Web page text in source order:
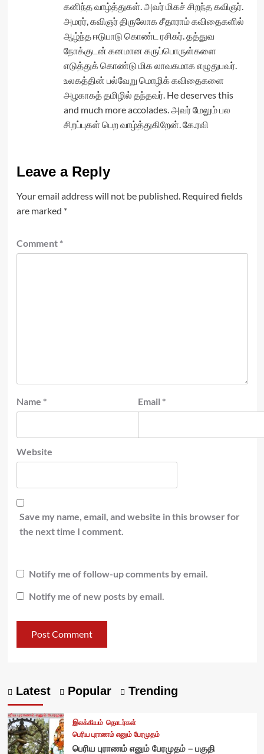
கனிந்த வாழ்த்துகள். அவர் மிகச் சிறந்த கவிஞர்.
அமரர், கவிஞர் திருலோக சீதாராம் கவிதைகளில்
ஆழ்ந்த ஈடுபாடு கொண்ட ரசிகர். தத்துவ
நோக்குடன் கனமான கருப்பொருள்களை
எடுத்துக் கொண்டு மிக லாவகமாக எழுதுபவர்.
உலகத்தின் பல்வேறு மொழிக் கவிதைகளை
அழகாகத் தமிழில் தந்தவர். He deserves this
and much more accolades. அவர் மேலும் பல
சிறப்புகள் பெற வாழ்த்துகிறேன். கே.ரவி
Leave a Reply
Your email address will not be published. Required fields
are marked *
Comment *
Name * Email *
Website
Save my name, email, and website in this browser for
the next time I comment.
Notify me of follow-up comments by email.
Notify me of new posts by email.
Latest Popular Trending
இலக்கியம் தொடர்கள்
பெரிய புராணம் எனும் பேரமுதம்
பெரிய புராணம் எனும் பேரமுதம் – பகுதி